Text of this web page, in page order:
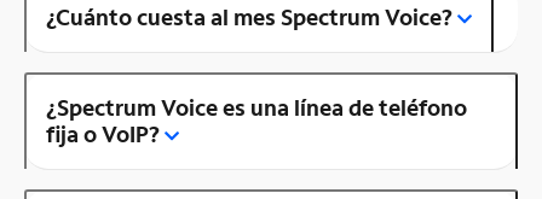
¿Cuánto cuesta al mes Spectrum Voice?
¿Spectrum Voice es una línea de teléfono
fija o VoIP?